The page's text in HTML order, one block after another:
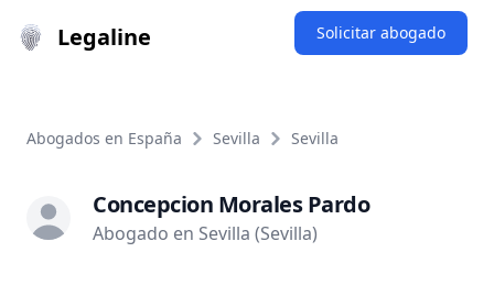
Legaline Solicitar abogado
Abogados en España Sevilla Sevilla
Concepcion Morales Pardo
Abogado en Sevilla (Sevilla)